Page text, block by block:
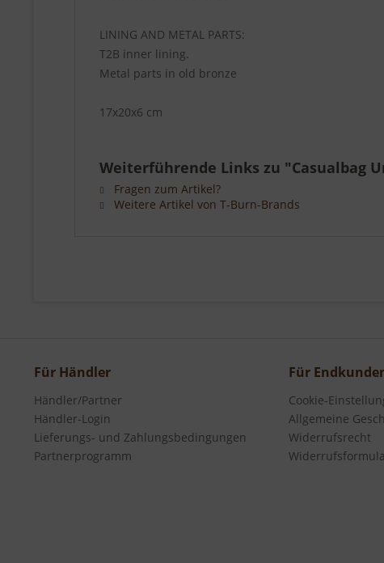
LINING AND METAL PARTS:
T2B inner lining.
Metal parts in old bronze
17x20x6 cm
Weiterführende Links zu "Casualbag
Fragen zum Artikel?
Weitere Artikel von T-Burn-Brands
Für Händler
Händler/Partner
Händler-Login
Lieferungs- und Zahlungsbedingungen
Partnerprogramm
Für
Cookie-
Allgemeine
Widerrufsrecht